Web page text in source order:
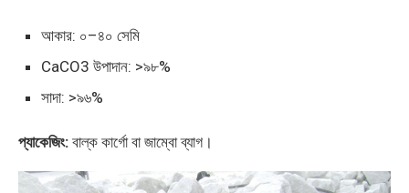
আকার: ০–৪০ সেমি
CaCO3 উপাদান: >৯৮%
সাদা: >৯৬%
প্যাকেজিং: বাল্ক কার্গো বা জাম্বো ব্যাগ।